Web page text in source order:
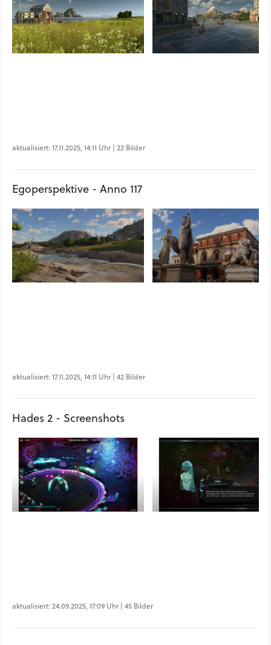
aktualisiert: 17.11.2025, 14:11 Uhr | 22 Bilder
Egoperspektive - Anno 117
aktualisiert: 17.11.2025, 14:11 Uhr | 42 Bilder
Hades 2 - Screenshots
aktualisiert: 24.09.2025, 17:09 Uhr | 45 Bilder